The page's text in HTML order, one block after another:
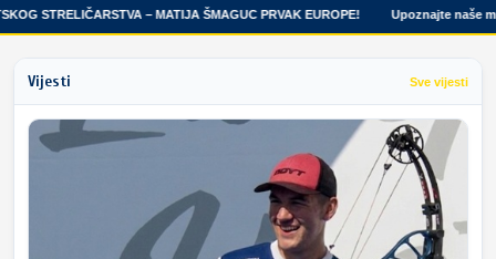
STRELIČARSTVA – MATIJA ŠMAGUC PRVAK EUROPE! Upoznajte naše
Vijesti Sve vijesti